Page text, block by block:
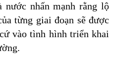
nước nhấn mạnh rằng lộ
từng giai đoạn sẽ được
vào tình hình triển khai